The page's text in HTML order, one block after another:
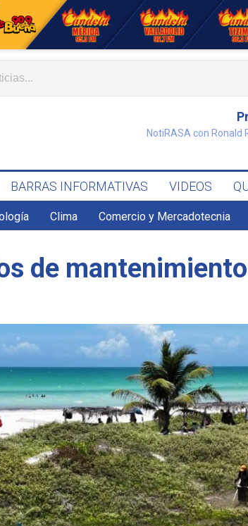
NotiRASA con Ronald
BARRAS INFORMATIVAS VIDEOS
Clima Comercio y Mercadotecnia
de